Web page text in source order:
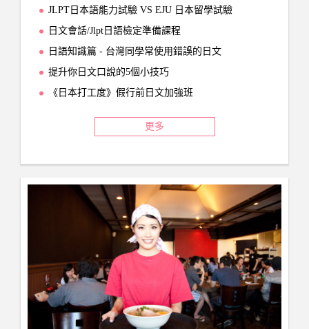
JLPT日本語能力試驗 VS EJU 日本留學試驗
日文會話/Jlpt日語檢定準備課程
日語知識篇 - 台灣同學常使用錯誤的日文
提升你日文口說的5個小技巧
《日本打工度》假行前日文加強班
更多